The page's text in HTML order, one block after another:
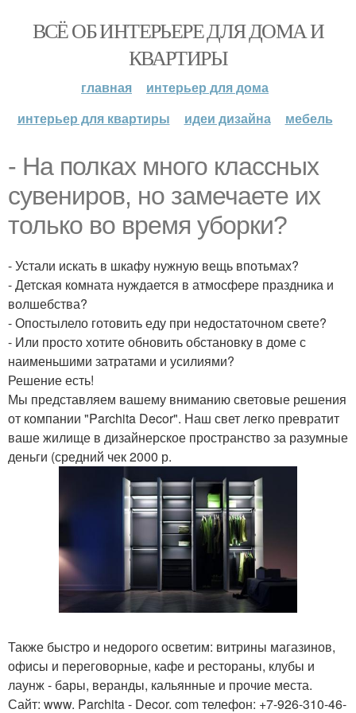
ВСЁ ОБ ИНТЕРЬЕРЕ ДЛЯ ДОМА И
КВАРТИРЫ
главная
интерьер для дома
интерьер для квартиры
идеи дизайна мебель
- На полках много классных
сувениров, но замечаете их
только во время уборки?
- Устали искать в шкафу нужную вещь впотьмах?
- Детская комната нуждается в атмосфере праздника и
волшебства?
- Опостылело готовить еду при недостаточном свете?
- Или просто хотите обновить обстановку в доме с
наименьшими затратами и усилиями?
Решение есть!
Мы представляем вашему вниманию световые решения
от компании "Parchita Decor". Наш свет легко превратит
ваше жилище в дизайнерское пространство за разумные
деньги (средний чек 2000 р.
Также быстро и недорого осветим: витрины магазинов,
офисы и переговорные, кафе и рестораны, клубы и
лаунж - бары, веранды, кальянные и прочие места.
Сайт: www. Parchita - Decor. com телефон: +7-926-310-46-